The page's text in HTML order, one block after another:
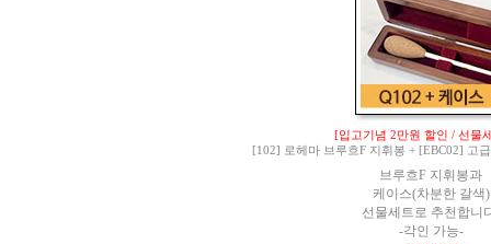
[입고기념 2만원 할인 / 선물
[102] 로헤마 브루흐F 지휘봉 + [EBC02] 고
브루흐F 지휘봉과
케이스(차분한 갈색)
선물세트로 추천합니
-각인 가능-